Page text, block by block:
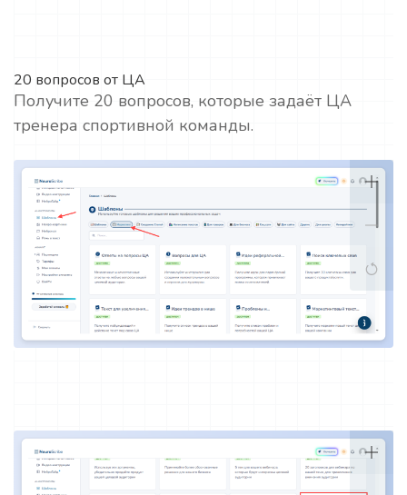
20 вопросов от ЦА
Получите 20 вопросов, которые задаёт ЦА
тренера спортивной команды.